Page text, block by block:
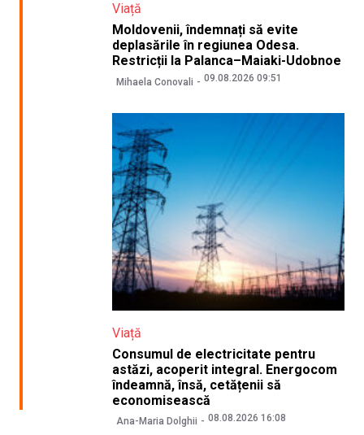
Viață
Moldovenii, îndemnați să evite
deplasările în regiunea Odesa.
Restricții la Palanca–Maiaki-Udobnoe
Mihaela Conovali 09.08.2026 09:51
Viață
Consumul de electricitate pentru
astăzi, acoperit integral. Energocom
îndeamnă, însă, cetățenii să
economisească
Ana-Maria Dolghii 08.08.2026 16:08